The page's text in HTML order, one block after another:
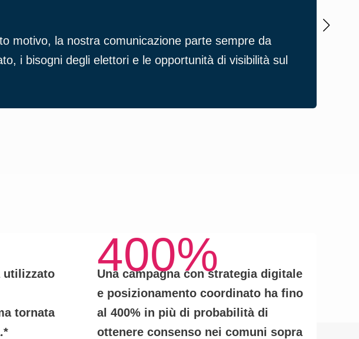
motivo, la nostra comunicazione parte sempre da
i bisogni degli elettori e le opportunità di visibilità sul
utilizzato
tornata
400%
Una campagna constrategia digitale
e posizionamento coordinatoha fino
al 400% in più di probabilitàdi
ottenere consenso nei comuni sopra